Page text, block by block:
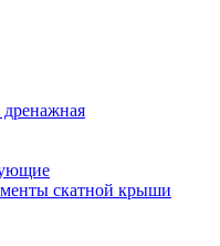
скатной крыши